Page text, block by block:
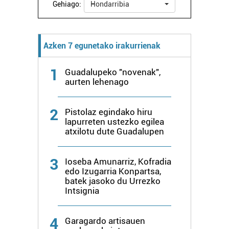
interes komertzial legitimoetan babesten dira. Ikusi gure
duten interes legitimoa eta horren aurka nola egin
dezakezun ikusteko.
Lortu zure datu pertsonalak prozesatzeko moduari
buruzko informazio gehiago eta ezarri zure lehentasunak
datuen atalean. Edozein unetan alda edo ken dezakezu
zure baimena Cookieen adierazpenean.
Webgune honek cookie propioak eta hirugarrenen cookie-
fitxategiak erabiltzen ditu. Zure esperientzia eta
zerbitzuak hobetzeko asmoz, cookie teknologiaz
baliatzen gara. Ohar hau onartuz gero, teknologia hori
erabiltzeko baimen esplizitua ematen diguzu.
Gehiago: Hondarribia
Azken 7 egunetako irakurrienak
1
Guadalupeko "novenak",
aurten lehenago
2
Pistolaz egindako hiru
lapurreten ustezko egilea
atxilotu dute Guadalupen
3
Ioseba Amunarriz, Kofradia
edo Izugarria Konpartsa,
batek jasoko du Urrezko
Intsignia
4
Garagardo artisauen